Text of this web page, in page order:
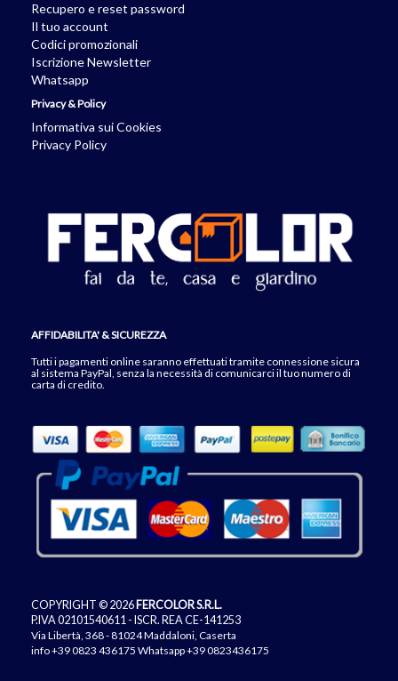
Recupero e reset password
Il tuo account
Codici promozionali
Iscrizione Newsletter
Whatsapp
Privacy & Policy
Informativa sui Cookies
Privacy Policy
AFFIDABILITA' & SICUREZZA
Tutti i pagamenti online saranno effettuati tramite connessione sicura
al sistema PayPal, senza la necessità di comunicarci il tuo numero di
carta di credito.
COPYRIGHT © 2026 FERCOLOR S.R.L.
P.IVA 02101540611 - ISCR. REA CE-141253
Via Libertà, 368 - 81024 Maddaloni, Caserta
info+39 0823 436175 Whatsapp +39 0823436175